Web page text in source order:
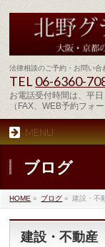
法律相談のご予約・お問い合
TEL06-6360-
お電話受付時間は、平
（FAX、WEB予約フォ
MENU
ブログ
HOME » ブログ » 建設・不
建設・不動産